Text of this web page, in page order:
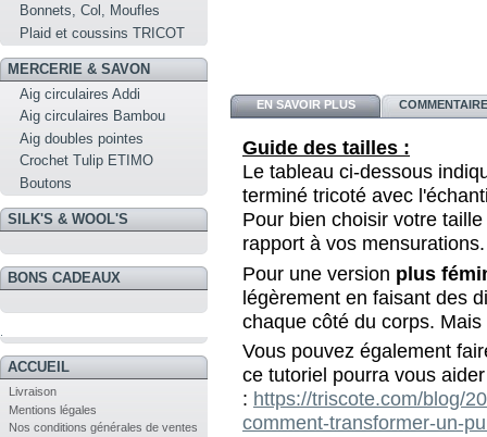
Bonnets, Col, Moufles
Plaid et coussins TRICOT
MERCERIE & SAVON
Aig circulaires Addi
Aig circulaires Bambou
Aig doubles pointes
Crochet Tulip ETIMO
Boutons
SILK'S & WOOL'S
BONS CADEAUX
ACCUEIL
Livraison
Mentions légales
Nos conditions générales de ventes
EN SAVOIR PLUS
Guide des tailles :
Le tableau ci-dessous
terminé tricoté avec
Pour bien choisir votre
rapport à vos mensurations.
Pour une version plus
légèrement en faisant des
chaque côté du corps.
Vous pouvez également
ce tutoriel pourra vous aider
: https://triscote.com/blog/
comment-transformer-un-